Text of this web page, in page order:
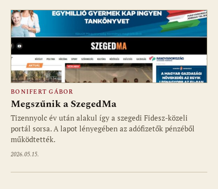
BONIFERT GÁBOR
Megszűnik a SzegedMa
Tizennyolc év után alakul így a szegedi Fidesz-közeli
portál sorsa. A lapot lényegében az adófizetők pénzéből
működtették.
2026.05.15.